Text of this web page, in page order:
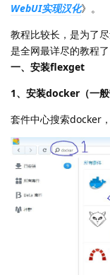
WebUI实现汉化》。
教程比较长，是为了
是全网最详尽的教程了
一、安装flexget
1、安装docker（一般
套件中心搜索docker